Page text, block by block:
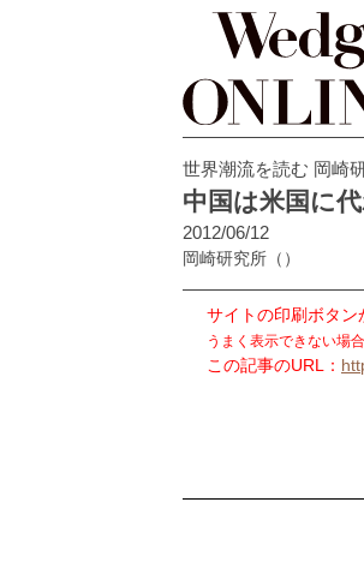
世界潮流を読む 岡崎
中国は米国に
2012/06/12
岡崎研究所 （）
サイトの印刷ボタン
うまく表示できない場
この記事のURL：